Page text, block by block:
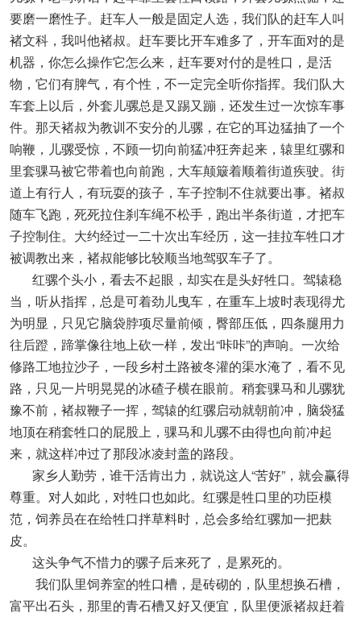
要磨一磨性子。赶车人一般是固定人选，我们队的赶车人叫
褚文科，我叫他褚叔。赶车要比开车难多了，开车面对的是
机器，你怎么操作它怎么来，赶车要对付的是牲口，是活
物，它们有脾气，有个性，不一定完全听你指挥。我们队大
车套上以后，外套儿骡总是又踢又蹦，还发生过一次惊车事
件。那天褚叔为教训不安分的儿骡，在它的耳边猛抽了一个
响鞭，儿骡受惊，不顾一切向前猛冲狂奔起来，辕里红骡和
里套骒马被它带着也向前跑，大车颠簸着顺着街道疾驶。街
道上有行人，有玩耍的孩子，车子控制不住就要出事。褚叔
随车飞跑，死死拉住刹车绳不松手，跑出半条街道，才把车
子控制住。大约经过一二十次出车经历，这一挂拉车牲口才
被调教出来，褚叔能够比较顺当地驾驭车子了。
红骡个头小，看去不起眼，却实在是头好牲口。驾辕稳
当，听从指挥，总是可着劲儿曳车，在重车上坡时表现得尤
为明显，只见它脑袋脖项尽量前倾，臀部压低，四条腿用力
往后蹬，蹄掌像往地上砍一样，发出“咔咔”的声响。一次给
修路工地拉沙子，一段乡村土路被冬灌的渠水淹了，看不见
路，只见一片明晃晃的冰碴子横在眼前。稍套骒马和儿骡犹
豫不前，褚叔鞭子一挥，驾辕的红骡启动就朝前冲，脑袋猛
地顶在稍套牲口的屁股上，骒马和儿骡不由得也向前冲起
来，就这样冲过了那段冰凌封盖的路段。
家乡人勤劳，谁干活肯出力，就说这人“苦好”，就会赢得
尊重。对人如此，对牲口也如此。红骡是牲口里的功臣模
范，饲养员在在给牲口拌草料时，总会多给红骡加一把麸
皮。
这头争气不惜力的骡子后来死了，是累死的。
我们队里饲养室的牲口槽，是砖砌的，队里想换石槽，
富平出石头，那里的青石槽又好又便宜，队里便派褚叔赶着